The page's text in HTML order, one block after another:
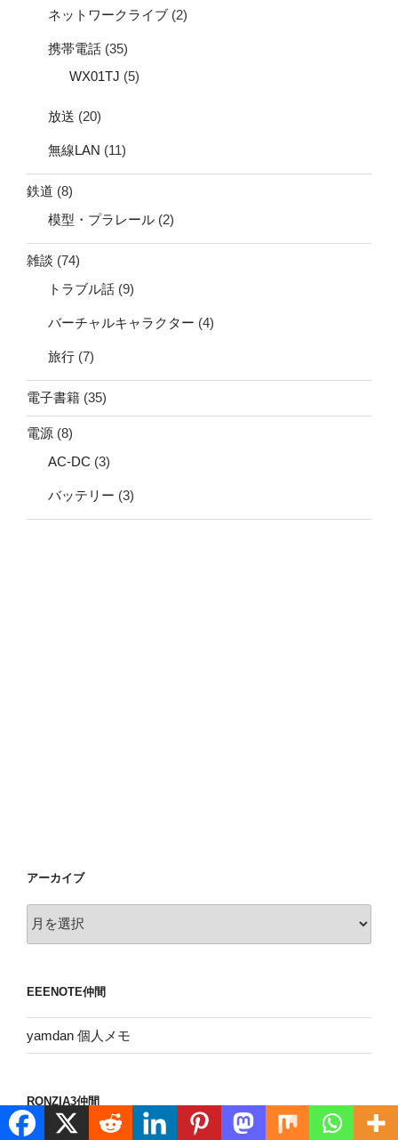
ネットワークライブ (2)
携帯電話 (35)
WX01TJ (5)
放送 (20)
無線LAN (11)
鉄道 (8)
模型・プラレール (2)
雑談 (74)
トラブル話 (9)
バーチャルキャラクター (4)
旅行 (7)
電子書籍 (35)
電源 (8)
AC-DC (3)
バッテリー (3)
アーカイブ
ー
ブ
EEENOTE仲間
yamdan 個人メモ
RONZIA3仲間